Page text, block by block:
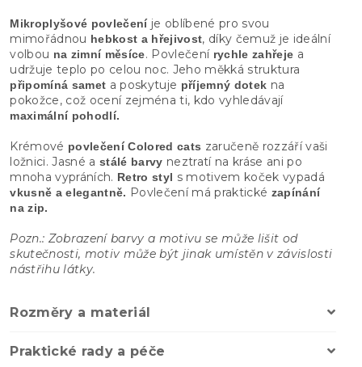
Mikroplyšové povlečeníje oblíbené pro svou
mimořádnou hebkost a hřejivost, díky čemuž je ideální
volbou na zimní měsíce. Povlečení rychle zahřeje a
udržuje teplo po celou noc. Jeho měkká struktura
připomíná samet a poskytuje příjemný dotek na
pokožce, což ocení zejména ti, kdo vyhledávají
maximální pohodlí.
Krémové povlečení Colored cats zaručeně rozzáří vaši
ložnici. Jasné a stálé barvy neztratí na kráse ani po
mnoha vypráních. Retro styl s motivem koček vypadá
vkusně a elegantně. Povlečení má praktické zapínání
na zip.
Pozn.: Zobrazení barvy a motivu se může lišit od
skutečnosti, motiv může být jinak umístěn v závislosti
nástřihu látky.
Rozměry a materiál
Praktické rady a péče